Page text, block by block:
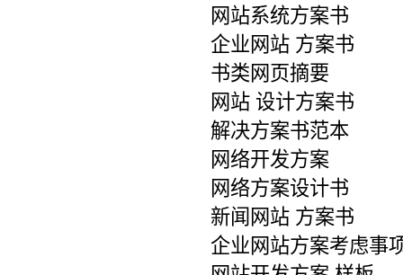
网站系统方案书
企业网站 方案书
书类网页摘要
网站 设计方案书
解决方案书范本
网络开发方案
网络方案设计书
新闻网站 方案书
企业网站方案考虑事